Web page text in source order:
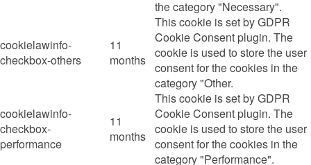
the category "Necessary".
cookielawinfo-
checkbox-others
11
months
This cookie is set by GDPR
Cookie Consent plugin. The
cookie is used to store the user
consent for the cookies in the
category "Other.
cookielawinfo-
checkbox-
performance
11
months
This cookie is set by GDPR
Cookie Consent plugin. The
cookie is used to store the user
consent for the cookies in the
category "Performance".